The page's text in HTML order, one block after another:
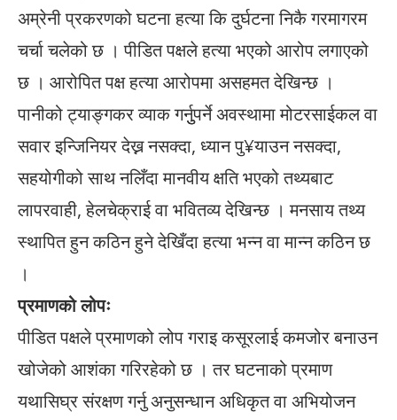
अम्रेनी प्रकरणको घटना हत्या कि दुर्घटना निकै गरमागरम
चर्चा चलेको छ । पीडित पक्षले हत्या भएको आरोप लगाएको
छ । आरोपित पक्ष हत्या आरोपमा असहमत देखिन्छ ।
पानीको ट्याङ्गकर व्याक गर्नुुपर्ने अवस्थामा मोटरसाईकल वा
सवार इन्जिनियर देख्न नसक्दा, ध्यान पु¥याउन नसक्दा,
सहयोगीको साथ नलिँदा मानवीय क्षति भएको तथ्यबाट
लापरवाही, हेलचेक्राई वा भवितव्य देखिन्छ । मनसाय तथ्य
स्थापित हुन कठिन हुने देखिँदा हत्या भन्न वा मान्न कठिन छ
।
प्रमाणको लोपः
पीडित पक्षले प्रमाणको लोप गराइ कसूरलाई कमजोर बनाउन
खोजेको आशंका गरिरहेको छ । तर घटनाको प्रमाण
यथासिघ्र संरक्षण गर्नु अनुसन्धान अधिकृत वा अभियोजन